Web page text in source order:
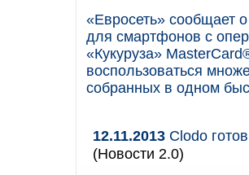
«Евросеть» сообщает
для смартфонов с
«Кукуруза»
воспользоваться
собранных в одном
12.11.2013 Clodo
(Новости 2.0)